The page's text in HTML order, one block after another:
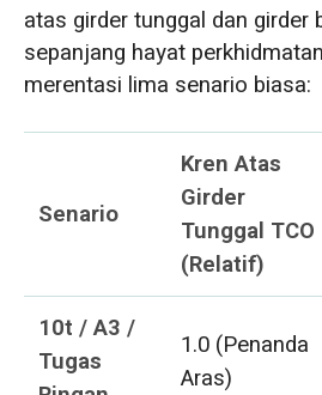
atas girder tunggal dan girder
sepanjang hayat
merentasi lima senario biasa:
Senario
Kren Atas
Girder
Tunggal TCO
(Relatif)
10t / A3 /
Tugas
1.0 (Penanda
Aras)